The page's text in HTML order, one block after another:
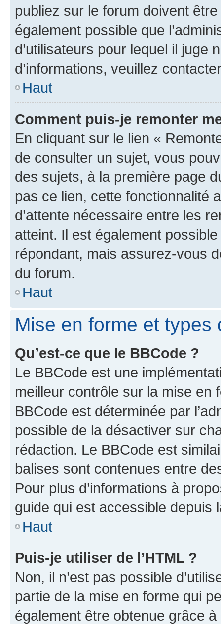
publiez sur le forum doivent
également possible que
d’utilisateurs pour lequel il juge
d’informations, veuillez
Haut
Comment puis-je remonter
En cliquant sur le lien «
de consulter un sujet, vous
des sujets, à la première page
pas ce lien, cette fonctionnalité
d’attente nécessaire entre les
atteint. Il est également
répondant, mais assurez-vous
du forum.
Haut
Mise en forme et types
Qu’est-ce que le BBCode ?
Le BBCode est une
meilleur contrôle sur la mise en
BBCode est déterminée par
possible de la désactiver sur
rédaction. Le BBCode est
balises sont contenues entre
Pour plus d’informations à
guide qui est accessible depuis
Haut
Puis-je utiliser de l’HTML ?
Non, il n’est pas possible
partie de la mise en forme qui
également être obtenue grâce à